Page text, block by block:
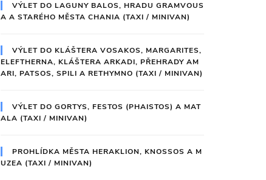
VÝLET DO LAGUNY BALOS, HRADU GRAMVOUS
A A STARÉHO MĚSTA CHANIA (TAXI / MINIVAN)
VÝLET DO KLÁŠTERA VOSAKOS, MARGARITES,
ELEFTHERNA, KLÁŠTERA ARKADI, PŘEHRADY AM
ARI, PATSOS, SPILI A RETHYMNO (TAXI / MINIVAN)
VÝLET DO GORTYS, FESTOS (PHAISTOS) A MAT
ALA (TAXI / MINIVAN)
PROHLÍDKA MĚSTA HERAKLION, KNOSSOS A M
UZEA (TAXI / MINIVAN)